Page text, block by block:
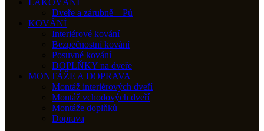
LAKOVÁNÍ
Dveře a zárubně – Pú
KOVÁNÍ
Interiérové kování
Bezpečnostní kování
Posuvné kování
DOPLŇKY na dveře
MONTÁŽE A DOPRAVA
Montáž interiérových dveří
Montáž vchodových dveří
Montáže doplňků
Doprava